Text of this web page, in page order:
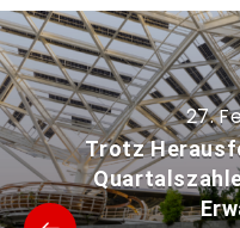
27.
Trotz